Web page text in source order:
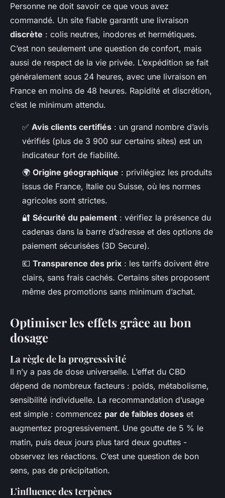
Personne ne doit savoir ce que vous avez
commandé. Un site fiable garantit une livraison
discrète : colis neutres, inodores et hermétiques.
C’est non seulement une question de confort, mais
aussi de respect de la vie privée. L’expédition se fait
généralement sous 24 heures, avec une livraison en
France en moins de 48 heures. Rapidité et discrétion,
c’est le minimum attendu.
✅ Avis clients certifiés : un grand nombre d’avis
vérifiés (plus de 3 900 sur certains sites) est un
indicateur fort de fiabilité.
🌍 Origine géographique : privilégiez les produits
issus de France, Italie ou Suisse, où les normes
agricoles sont strictes.
🔐 Sécurité du paiement : vérifiez la présence du
cadenas dans la barre d’adresse et des options de
paiement sécurisées (3D Secure).
💶 Transparence des prix : les tarifs doivent être
clairs, sans frais cachés. Certains sites proposent
même des promotions sans minimum d’achat.
Optimiser les effets grâce au bon
dosage
La règle de la progressivité
Il n’y a pas de dose universelle. L’effet du CBD
dépend de nombreux facteurs : poids, métabolisme,
sensibilité individuelle. La recommandation d’usage
est simple : commencez par de faibles doses et
augmentez progressivement. Une goutte de 5 % le
matin, puis deux jours plus tard deux gouttes -
observez les réactions. C’est une question de bon
sens, pas de précipitation.
L'influence des terpènes